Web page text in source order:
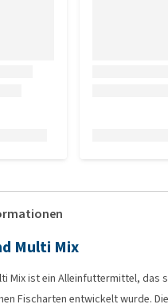
Multi Mix
Mix ist ein Alleinfuttermittel, das
Fischarten entwickelt wurde.